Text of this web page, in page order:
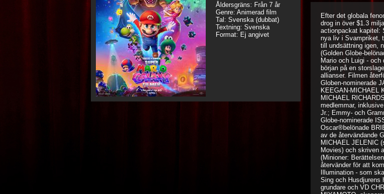
Åldersgräns: Från 7 år
Genre: Animerad film
Tal: Svenska (dubbat)
Textning: Svenska
Format: Ej angivet
Efter det globala
drog in över $1.3
actionpackat kapitel:
nya liv i Svampriket,
till undsättning igen,
(Golden Globe-
Mario och Luigi - och
början på en
allianser. Filmen
Globen-nominerade
KEEGAN-MICHAEL
MICHAEL
medlemmar,
Jr.; Emmy- och
Globe-nominerade
Oscar®belönade
av de återvändande
MICHAEL JELENIC
Movies) och skriven
(Minioner:
återvänder för att
Illumination - som
Sing och Husdjurens
grundare och VD